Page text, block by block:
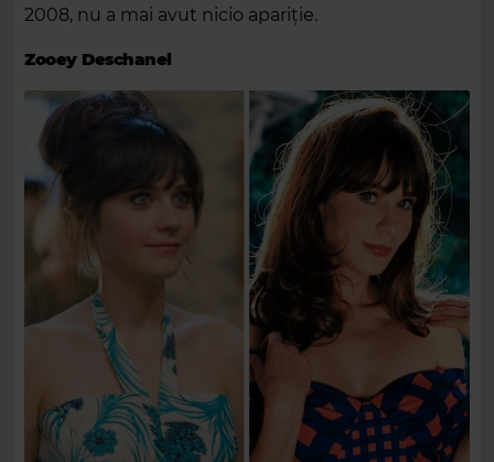
2008, nu a mai avut nicio apariție.
Zooey Deschanel